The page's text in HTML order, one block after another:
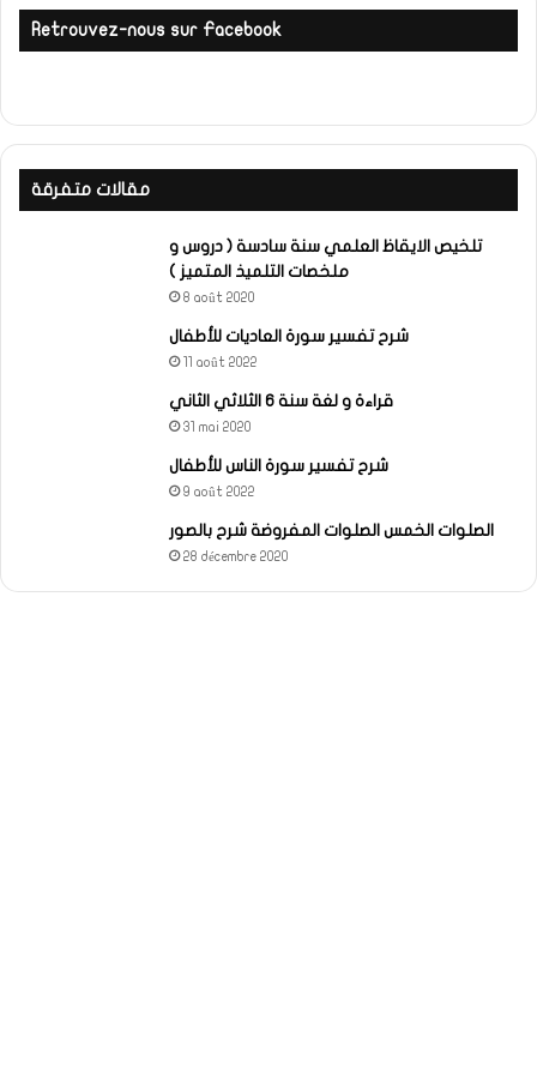
Retrouvez-nous sur Facebook
مقالات متفرقة
تلخيص الايقاظ العلمي سنة سادسة ( دروس و
ملخصات التلميذ المتميز )
8 août 2020
شرح تفسير سورة العاديات للأطفال
11 août 2022
قراءة و لغة سنة 6 الثلاثي الثاني
31 mai 2020
شرح تفسير سورة الناس للأطفال
9 août 2022
الصلوات الخمس الصلوات المفروضة شرح بالصور
28 décembre 2020